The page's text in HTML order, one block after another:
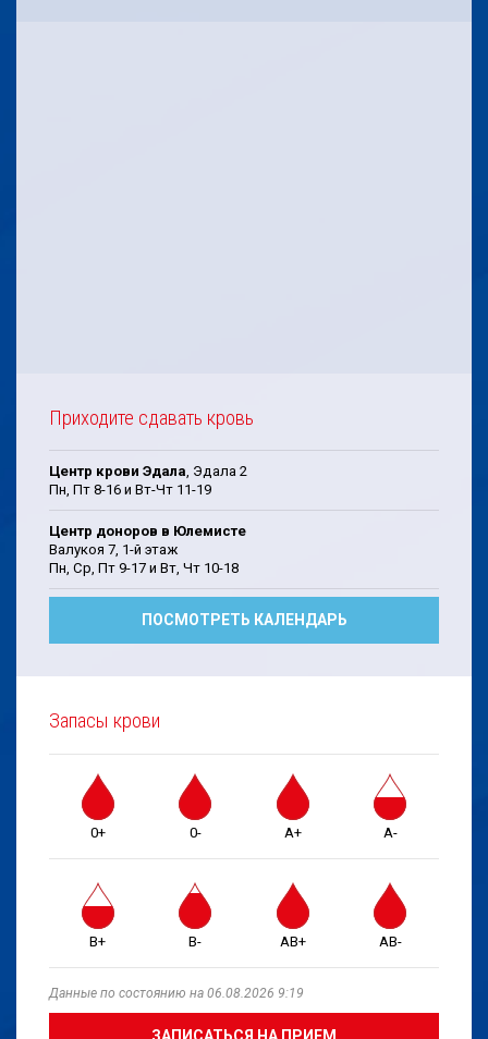
Приходите сдавать кровь
Центр крови Эдала, Эдала 2
Пн, Пт 8-16 и Вт-Чт 11-19
Центр доноров в Юлемисте
Валукоя 7, 1-й этаж
Пн, Cp, Пт 9-17 и Bт, Чт 10-18
ПОСМОТРЕТЬ КАЛЕНДАРЬ
Запасы крови
0+ 0- A+ A-
B+ B- AB+ AB-
Данные по состоянию на 06.08.2026 9:19